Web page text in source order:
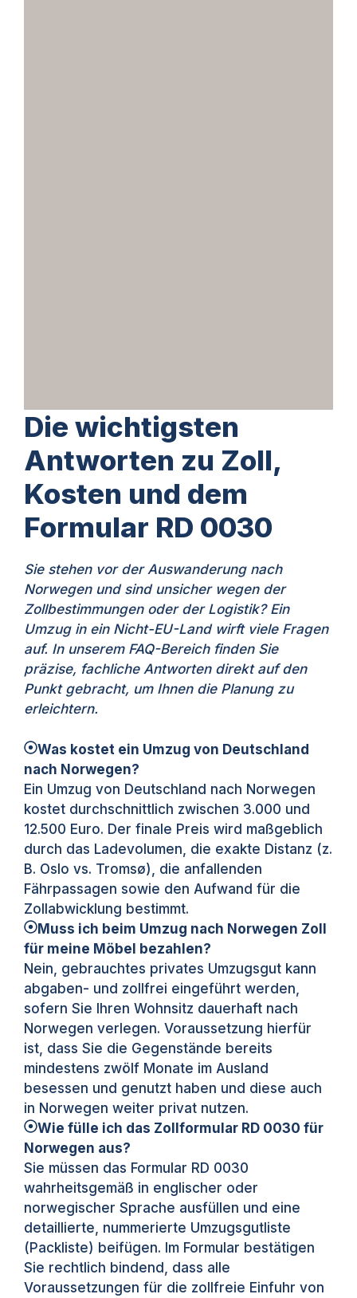
Die wichtigsten
Antworten zu Zoll,
Kosten und dem
Formular RD 0030
Sie stehen vor der Auswanderung nach
Norwegen und sind unsicher wegen der
Zollbestimmungen oder der Logistik? Ein
Umzug in ein Nicht-EU-Land wirft viele Fragen
auf. In unserem FAQ-Bereich finden Sie
präzise, fachliche Antworten direkt auf den
Punkt gebracht, um Ihnen die Planung zu
erleichtern.
Was kostet ein Umzug von Deutschland
nach Norwegen?
Ein Umzug von Deutschland nach Norwegen
kostet durchschnittlich zwischen 3.000 und
12.500 Euro. Der finale Preis wird maßgeblich
durch das Ladevolumen, die exakte Distanz (z.
B. Oslo vs. Tromsø), die anfallenden
Fährpassagen sowie den Aufwand für die
Zollabwicklung bestimmt.
Muss ich beim Umzug nach Norwegen Zoll
für meine Möbel bezahlen?
Nein, gebrauchtes privates Umzugsgut kann
abgaben- und zollfrei eingeführt werden,
sofern Sie Ihren Wohnsitz dauerhaft nach
Norwegen verlegen. Voraussetzung hierfür
ist, dass Sie die Gegenstände bereits
mindestens zwölf Monate im Ausland
besessen und genutzt haben und diese auch
in Norwegen weiter privat nutzen.
Wie fülle ich das Zollformular RD 0030 für
Norwegen aus?
Sie müssen das Formular RD 0030
wahrheitsgemäß in englischer oder
norwegischer Sprache ausfüllen und eine
detaillierte, nummerierte Umzugsgutliste
(Packliste) beifügen. Im Formular bestätigen
Sie rechtlich bindend, dass alle
Voraussetzungen für die zollfreie Einfuhr von